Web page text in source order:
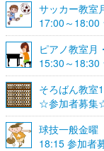
サッカー教室
17:00～
集☆
ピアノ教室月
15:30～
集☆
そろばん教室
☆参加者募集
球技一般金
18:15 参加者